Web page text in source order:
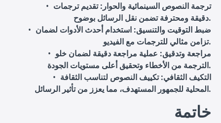
ترجمة النصوص السينمائية والحوار : تقديم ترجمات
دقيقة ومحترفة تضمن نقل الرسائل بوضوح.
ضبط التوقيت والتنسيق: استخدام أحدث الأدوات لضمان
تزامن مثالي للترجمات مع الفيديو.
مراجعة وتدقيق: عملية مراجعة دقيقة لضمان خلو
الترجمة من الأخطاء وتحقيق أعلى مستويات الجودة.
التكيف الثقافي: تكييف النصوص لتناسب الثقافة
المحلية للجمهور المستهدف، مما يعزز من تأثير الرسائل.
خاتمة